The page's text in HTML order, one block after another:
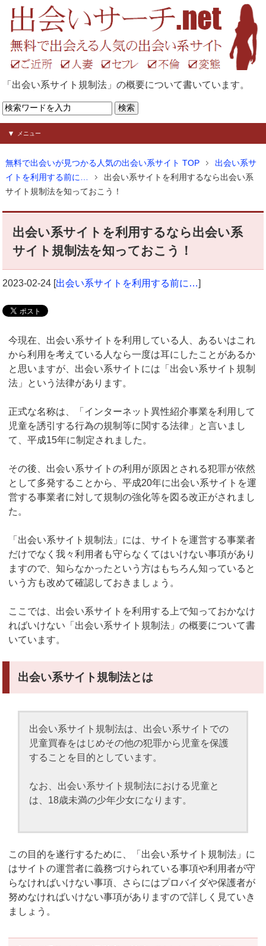
「出会い系サイト規制法」の概要について書いています。
メニュー
無料で出会いが見つかる人気の出会い系サイト TOP
出会い系サ
イトを利用する前に…
出会い系サイトを利用するなら出会い系
サイト規制法を知っておこう！
出会い系サイトを利用するなら出会い系
サイト規制法を知っておこう！
2023-02-24 [出会い系サイトを利用する前に…]
今現在、出会い系サイトを利用している人、あるいはこれ
から利用を考えている人なら一度は耳にしたことがあるか
と思いますが、出会い系サイトには「出会い系サイト規制
法」という法律があります。
正式な名称は、「インターネット異性紹介事業を利用して
児童を誘引する行為の規制等に関する法律」と言いまし
て、平成15年に制定されました。
その後、出会い系サイトの利用が原因とされる犯罪が依然
として多発することから、平成20年に出会い系サイトを運
営する事業者に対して規制の強化等を図る改正がされまし
た。
「出会い系サイト規制法」には、サイトを運営する事業者
だけでなく我々利用者も守らなくてはいけない事項があり
ますので、知らなかったという方はもちろん知っていると
いう方も改めて確認しておきましょう。
ここでは、出会い系サイトを利用する上で知っておかなけ
ればいけない「出会い系サイト規制法」の概要について書
いています。
出会い系サイト規制法とは
出会い系サイト規制法は、出会い系サイトでの
児童買春をはじめその他の犯罪から児童を保護
することを目的としています。
なお、出会い系サイト規制法における児童と
は、18歳未満の少年少女になります。
この目的を遂行するために、「出会い系サイト規制法」に
はサイトの運営者に義務づけられている事項や利用者が守
らなければいけない事項、さらにはプロバイダや保護者が
努めなければいけない事項がありますので詳しく見ていき
ましょう。